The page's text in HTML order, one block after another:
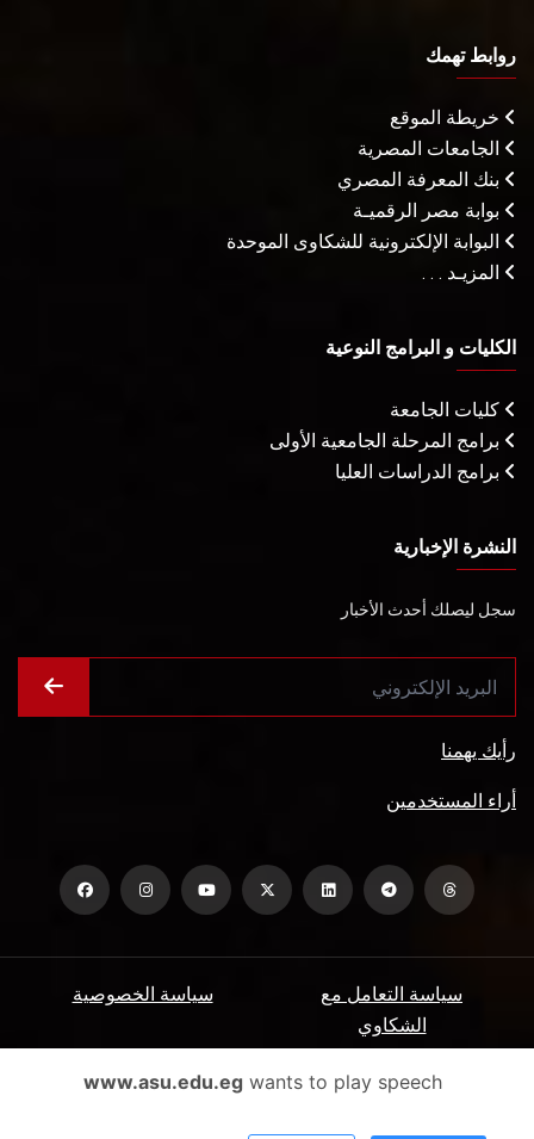
روابط تهمك
خريطة الموقع
الجامعات المصرية
بنك المعرفة المصري
بوابة مصر الرقميـة
البوابة الإلكترونية للشكاوى الموحدة
المزيـد . . .
الكليات و البرامج النوعية
كليات الجامعة
برامج المرحلة الجامعية الأولى
برامج الدراسات العليا
النشرة الإخبارية
سجل ليصلك أحدث الأخبار
رأيك يهمنا
أراء المستخدمين
سياسة الخصوصية
سياسة التعامل مع
الشكاوي
الأسئلة الشائعة ميثاق المتعاملين www.asu.edu.egwants to play speech